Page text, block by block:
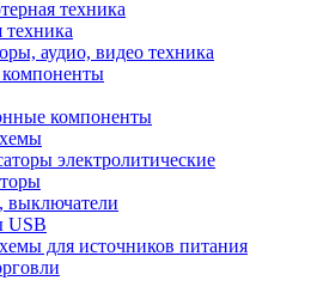
техника
техника
аудио, видео техника
компоненты
электролитические
выключатели
USB
для источников питания